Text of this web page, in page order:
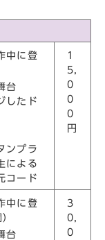
中に登
台
したド
ンプラ
による
コード
1
5,
0
0
0
円
中に登
台
3
0,
0